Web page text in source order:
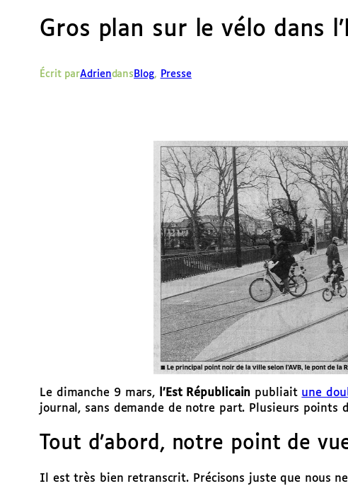
Gros plan sur le vélo dans
Écrit parAdriendans Blog, Presse
Le dimanche 9 mars, l’Est Républicain publiait une
journal, sans demande de notre part. Plusieurs points
Tout d’abord, notre point de
Il est très bien retranscrit. Précisons juste que nous